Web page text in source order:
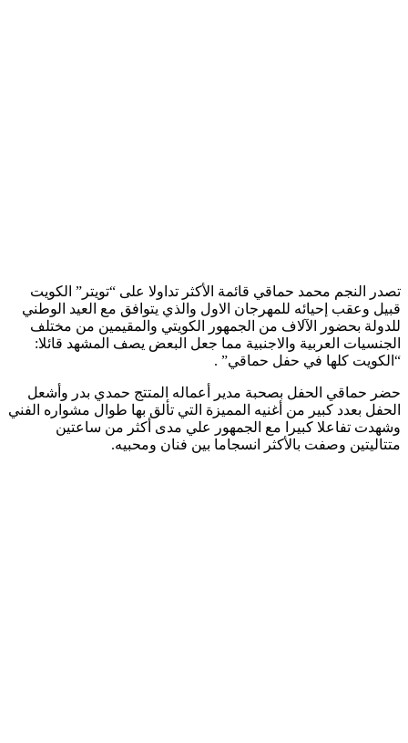
تصدر النجم محمد حماقي قائمة الأكثر تداولا على “تويتر” الكويت
قبيل وعقب إحيائه للمهرجان الاول والذي يتوافق مع العيد الوطني
للدولة بحضور الآلاف من الجمهور الكويتي والمقيمين من مختلف
الجنسيات العربية والاجنبية مما جعل البعض يصف المشهد قائلا:
“الكويت كلها في حفل حماقي” .
حضر حماقي الحفل بصحبة مدير أعماله المتتج حمدي بدر وأشعل
الحفل بعدد كبير من أغنيه المميزة التي تألق بها طوال مشواره الفني
وشهدت تفاعلا كبيرا مع الجمهور علي مدى أكثر من ساعتين
متتاليتين وصفت بالأكثر انسجاما بين فنان ومحبيه.